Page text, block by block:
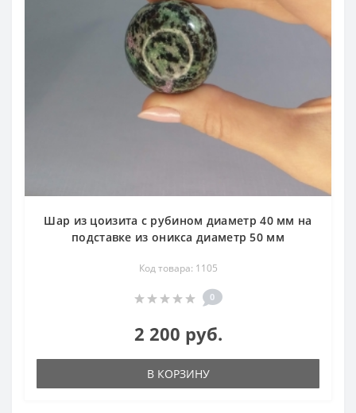
Шар из цоизита с рубином диаметр 40 мм на
подставке из оникса диаметр 50 мм
Код товара: 1105
0
2 200 руб.
В КОРЗИНУ